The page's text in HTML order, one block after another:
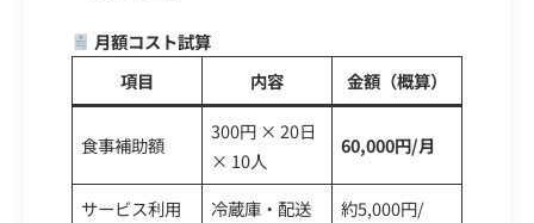
月額コスト試算
項目
内容 金額（概算）
食事補助額
300円 × 20日
× 10人
60,000円/月
サービス利用
冷蔵庫・配送
約5,000円/